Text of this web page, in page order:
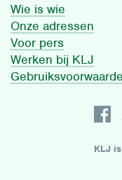
Wie is wie
Onze adressen
Voor pers
Werken bij KLJ
KLJ